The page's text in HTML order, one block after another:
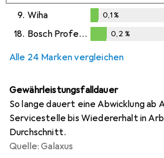
0,1%
9. Wiha
%
0,1%
18. Bosch Professional 0,2 %
Alle 24 Marken vergleichen
Gewährleistungsfalldauer
So lange dauert eine Abwicklung ab
Servicestelle bis Wiedererhalt in
Durchschnitt.
Quelle: Galaxus